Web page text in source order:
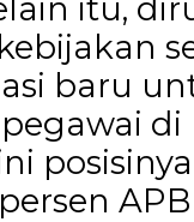
itu,
baru